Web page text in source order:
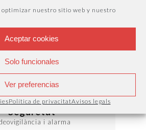
optimizar nuestro sitio web y nuestro
Aceptar cookies
Solo funcionales
Ver preferencias
Política de privacitatAvisos legals
la teva bici o patinet
Seguretat
i alarma